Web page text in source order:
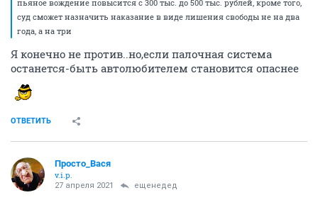
пьяное вождение повысится с 300 тыс. до 500 тыс. рублей, кроме того,
суд сможет назначить наказание в виде лишения свободы не на два
года, а на три
Я конечно не против..но,если палочная система
останется-быть автолюбителем становится опаснее
ОТВЕТИТЬ
Просто_Вася
v.i.p.
27 апреля 2021 ещенедед